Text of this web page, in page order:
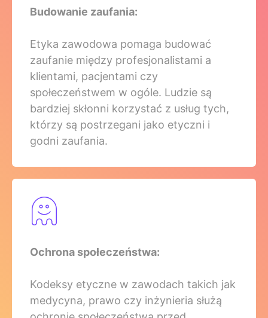
Budowanie zaufania:
Etyka zawodowa pomaga budować
zaufanie między profesjonalistami a
klientami, pacjentami czy
społeczeństwem w ogóle. Ludzie są
bardziej skłonni korzystać z usług tych,
którzy są postrzegani jako etyczni i
godni zaufania.
Ochrona społeczeństwa:
Kodeksy etyczne w zawodach takich jak
medycyna, prawo czy inżynieria służą